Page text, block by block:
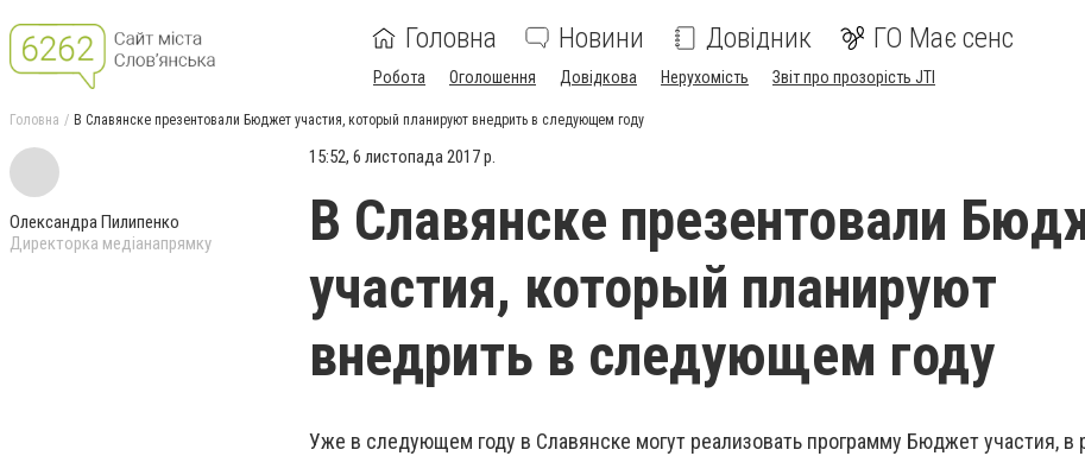
Головна Новини Довідник ГО Має сенс
Робота Оголошення Довідкова Нерухомість Звіт про прозорість JTI
Головна В Славянске презентовали Бюджет участия, который планируют внедрить в следующем году
Олександра Пилипенко
Директорка медіанапрямку
15:52, 6 листопада 2017 р.
В Славянске презентовали
участия, который планируют
внедрить в следующем году
Уже в следующем году в Славянске могут реализовать программу Бюджет участия, в